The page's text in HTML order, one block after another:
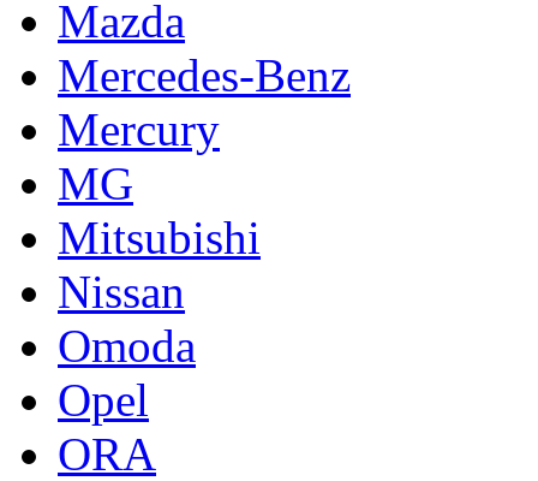
Mazda
Mercedes-Benz
Mercury
MG
Mitsubishi
Nissan
Omoda
Opel
ORA